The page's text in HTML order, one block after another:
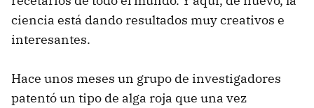
ciencia está dando resultados muy creativos e
interesantes.
Hace unos meses un grupo de investigadores
patentó un tipo de alga roja que una vez